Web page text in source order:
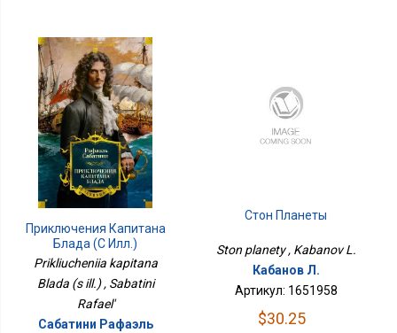
Приключения Капитана
Блада (с Илл.)
Prikliucheniia kapitana
Blada (s ill.) , Sabatini
Rafael'
Сабатини Рафаэль
Стон Планеты
Ston planety , Kabanov L.
Кабанов Л.
Артикул: 1651958
$30.25